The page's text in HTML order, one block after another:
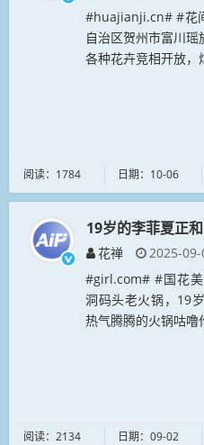
#huajianji.cn# #花
自治区贺州市富川
各种花卉竞相开放
阅读：1784 日期：10-06
19岁的李菲夏正
花禅
2025-
#girl.com# #国花
洞码头老火锅，19
热气腾腾的火锅咕
阅读：2134 日期：09-02